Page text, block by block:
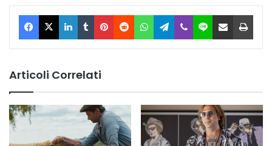
Facebook
X LinkedIn
TumblrPinterest
RedditWhatsAppTelegram
ViberLine Condividi via Email
Articoli Correlati